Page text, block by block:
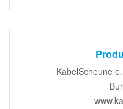
KabelScheune